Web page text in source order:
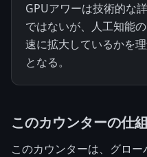
GPUアワーは技術的な
ではないが、人工知能
速に拡大しているかを
となる。
このカウンターの仕
このカウンターは、グロ